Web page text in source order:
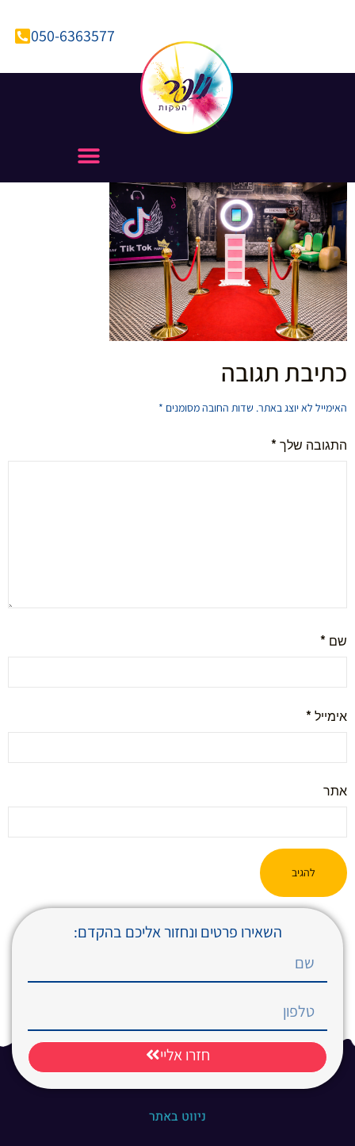
050-6363577
כתיבת תגובה
האימייל לא יוצג באתר. שדות החובה מסומנים *
התגובה שלך*
שם *
אימייל*
אתר
השאירו פרטים ונחזור אליכם בהקדם:
חזרו אליי
ניווט באתר